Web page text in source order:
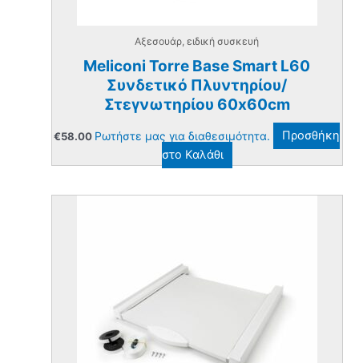
Αξεσουάρ, ειδική συσκευή
Meliconi Torre Base Smart L60
Συνδετικό Πλυντηρίου/
Στεγνωτηρίου 60x60cm
€58.00 Ρωτήστε μας για διαθεσιμότητα.
Προσθήκη
στο Καλάθι